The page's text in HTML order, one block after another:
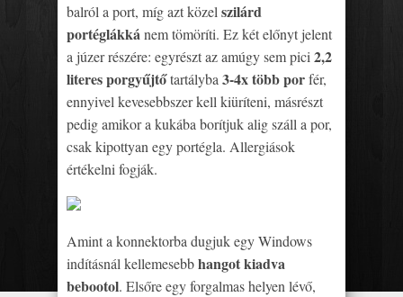
balról a port, míg azt közel szilárd
portéglákkánem tömöríti. Ez két előnyt jelent
a júzer részére: egyrészt az amúgy sem pici 2,2
literes porgyűjtőtartályba 3-4x több porfér,
ennyivel kevesebbszer kell kiüríteni, másrészt
pedig amikor a kukába borítjuk alig száll a por,
csak kipottyan egy portégla. Allergiások
értékelni fogják.
Amint a konnektorba dugjuk egy Windows
indításnál kellemesebbhangot kiadva
bebootol. Elsőre egy forgalmas helyen lévő,